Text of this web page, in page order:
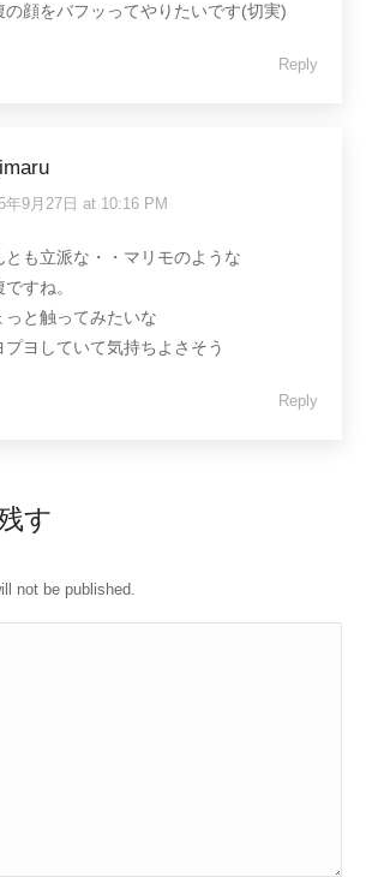
の顔をバフッってやりたいです(切実)
Reply
年9月27日 at 10:16 PM
とも立派な・・マリモのような
ですね。
っと触ってみたいな
プヨしていて気持ちよさそう
Reply
す
not be published.